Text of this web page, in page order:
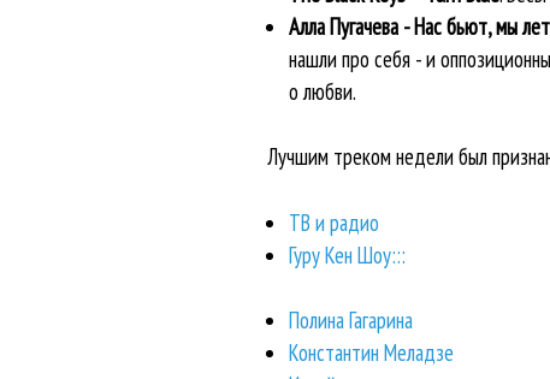
Алла Пугачева - Нас бьют, мы
нашли про себя - и
о любви.
Лучшим треком недели был
ТВ и радио
Гуру Кен Шоу:::
Полина Гагарина
Константин Меладзе